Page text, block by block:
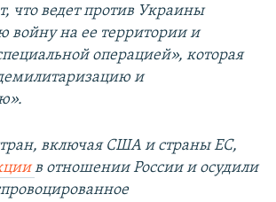
что ведет против Украины
войну на ее территории и
операцией», которая
и
включая США и страны ЕС,
в отношении России и осудили